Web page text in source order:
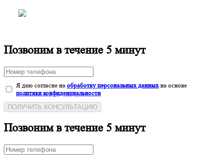
Позвоним в течение 5 минут
Я даю согласие на обработку персональных данных на основе
политики конфиденциальности
ПОЛУЧИТЬ КОНСУЛЬТАЦИЮ
Позвоним в течение 5 минут